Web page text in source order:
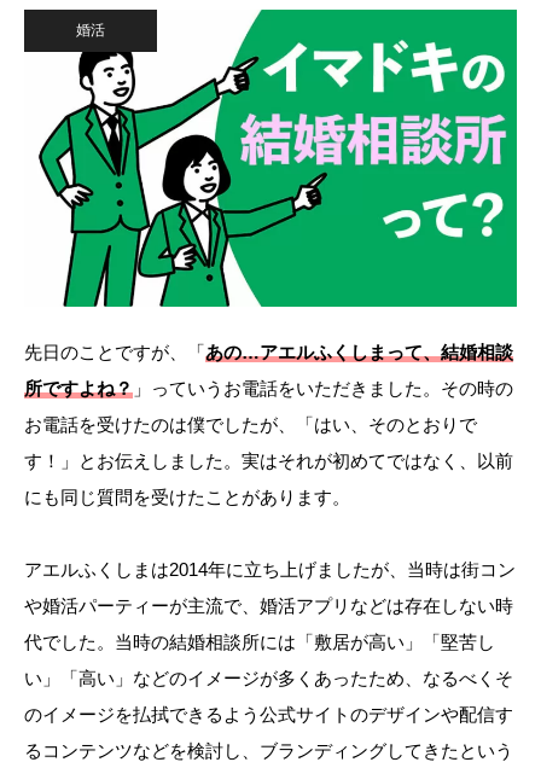
婚活
先日のことですが、「あの…アエルふくしまって、結婚相談
所ですよね？ 」っていうお電話をいただきました。その時の
お電話を受けたのは僕でしたが、「はい、そのとおりで
す！」とお伝えしました。実はそれが初めてではなく、以前
にも同じ質問を受けたことがあります。
アエルふくしまは2014年に立ち上げましたが、当時は街コン
や婚活パーティーが主流で、婚活アプリなどは存在しない時
代でした。当時の結婚相談所には「敷居が高い」「堅苦し
い」「高い」などのイメージが多くあったため、なるべくそ
のイメージを払拭できるよう公式サイトのデザインや配信す
るコンテンツなどを検討し、ブランディングしてきたという